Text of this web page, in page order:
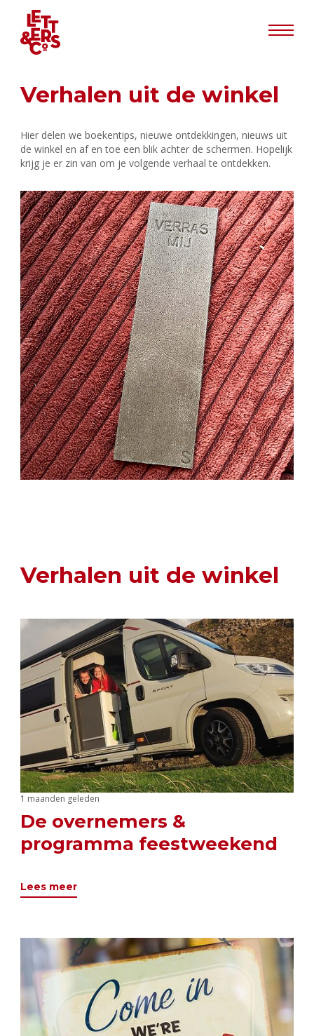
Verhalen uit de winkel
Hier delen we boekentips, nieuwe ontdekkingen, nieuws uit
de winkel en af en toe een blik achter de schermen. Hopelijk
krijg je er zin van om je volgende verhaal te ontdekken.
Verhalen uit de winkel
1 maanden geleden
De overnemers &
programma feestweekend
Lees meer